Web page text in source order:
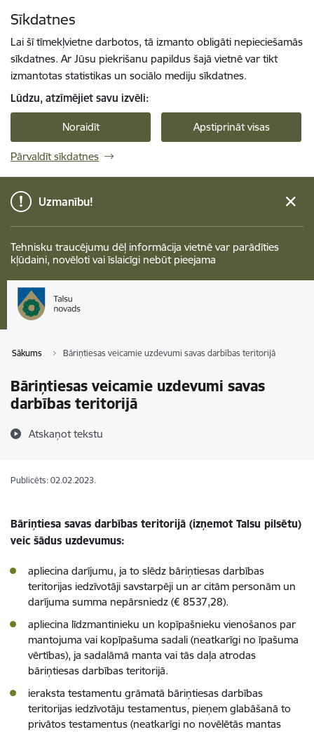
Sīkdatnes
Lai šī tīmekļvietne darbotos, tā izmanto obligāti nepieciešamās
sīkdatnes. Ar Jūsu piekrišanu papildus šajā vietnē var tikt
izmantotas statistikas un sociālo mediju sīkdatnes.
Lūdzu, atzīmējiet savu izvēli:
Noraidīt Apstiprināt visas
Pārvaldīt sīkdatnes
Uzmanību!
Tehnisku traucējumu dēļ informācija vietnē var parādīties
kļūdaini, novēloti vai īslaicīgi nebūt pieejama
Sākums Bāriņtiesas veicamie uzdevumi savas darbības teritorijā
Bāriņtiesas veicamie uzdevumi savas
darbības teritorijā
Atskaņot tekstu
Publicēts: 02.02.2023.
Bāriņtiesa savas darbības teritorijā (izņemot Talsu pilsētu)
veic šādus uzdevumus:
apliecina darījumu, ja to slēdz bāriņtiesas darbības
teritorijas iedzīvotāji savstarpēji un ar citām personām un
darījuma summa nepārsniedz (€ 8537,28).
apliecina līdzmantinieku un kopīpašnieku vienošanos par
mantojuma vai kopīpašuma sadali (neatkarīgi no īpašuma
vērtības), ja sadalāmā manta vai tās daļa atrodas
bāriņtiesas darbības teritorijā.
ieraksta testamentu grāmatā bāriņtiesas darbības
teritorijas iedzīvotāju testamentus, pieņem glabāšanā to
privātos testamentus (neatkarīgi no novēlētās mantas